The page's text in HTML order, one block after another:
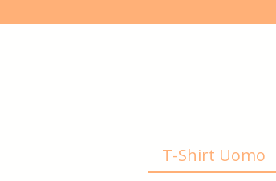
T-Shirt Uomo